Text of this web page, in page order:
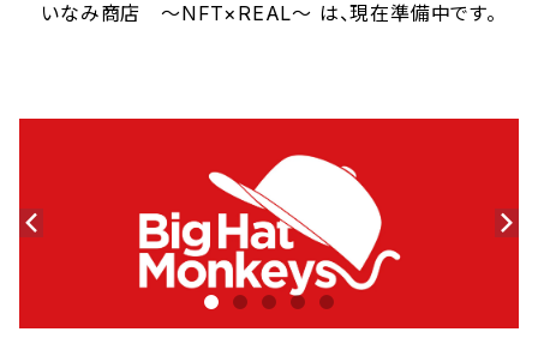
いなみ商店 ～NFT×REAL～ は、現在準備中です。